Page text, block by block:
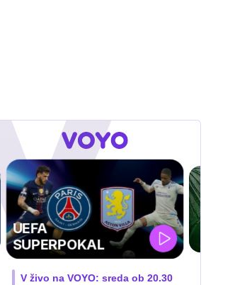
ZUFFA BOXING 10
V živo na VOYO: sobota ob